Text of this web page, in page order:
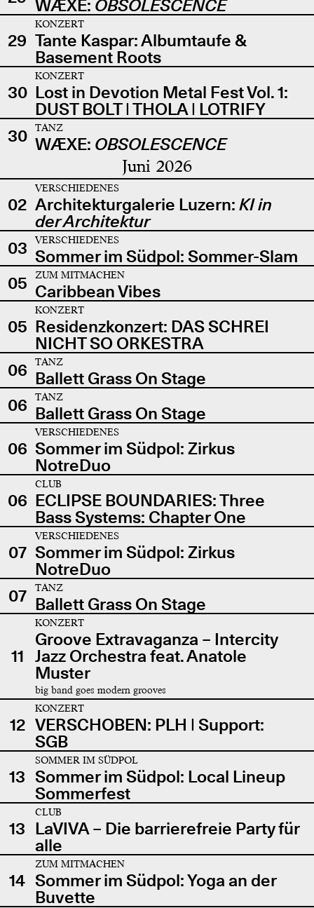
WÆXE: OBSOLESCENCE
29
KONZERT
Tante Kaspar: Albumtaufe &
Basement Roots
30
KONZERT
Lost in Devotion Metal Fest Vol. 1:
DUST BOLT | THOLA | LOTRIFY
30
TANZ
WÆXE: OBSOLESCENCE
Juni 2026
02
VERSCHIEDENES
Architekturgalerie Luzern: KI in
der Architektur
03
VERSCHIEDENES
Sommer im Südpol: Sommer-Slam
05
ZUM MITMACHEN
Caribbean Vibes
05
KONZERT
Residenzkonzert: DAS SCHREI
NICHT SO ORKESTRA
06
TANZ
Ballett Grass On Stage
06
TANZ
Ballett Grass On Stage
06
VERSCHIEDENES
Sommer im Südpol: Zirkus
NotreDuo
06
CLUB
ECLIPSE BOUNDARIES: Three
Bass Systems: Chapter One
07
VERSCHIEDENES
Sommer im Südpol: Zirkus
NotreDuo
07
TANZ
Ballett Grass On Stage
11
KONZERT
Groove Extravaganza – Intercity
Jazz Orchestra feat. Anatole
Muster
big band goes modern grooves
12
KONZERT
VERSCHOBEN: PLH | Support:
SGB
13
SOMMER IM SÜDPOL
Sommer im Südpol: Local Lineup
Sommerfest
13
CLUB
LaVIVA – Die barrierefreie Party für
alle
14
ZUM MITMACHEN
Sommer im Südpol: Yoga an der
Buvette